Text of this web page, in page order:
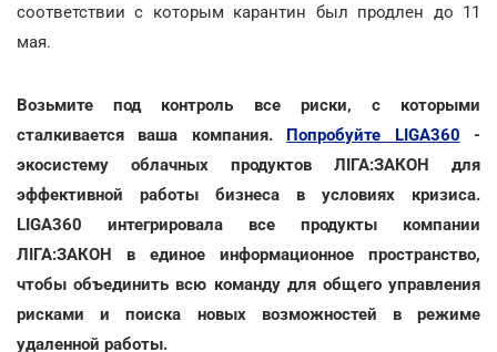
соответствии с которым карантин был продлен до 11
мая.
Возьмите под контроль все риски, с которыми
сталкивается ваша компания. Попробуйте LIGA360 -
экосистему облачных продуктов ЛІГА:ЗАКОН для
эффективной работы бизнеса в условиях кризиса.
LIGA360 интегрировала все продукты компании
ЛІГА:ЗАКОН в единое информационное пространство,
чтобы объединить всю команду для общего управления
рисками и поиска новых возможностей в режиме
удаленной работы.